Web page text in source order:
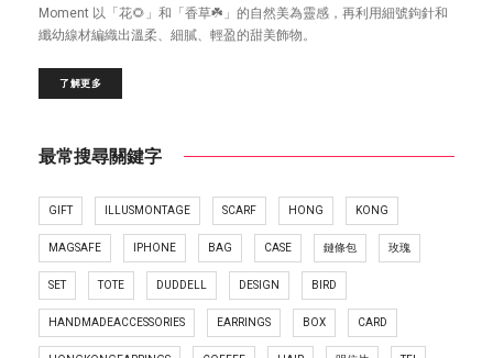
Moment 以「花🌻」和「香草☘️」的自然美為靈感，再利用細號鉤針和
纖幼線材編織出溫柔、細膩、輕盈的甜美飾物。
了解更多
最常搜尋關鍵字
GIFT ILLUSMONTAGE SCARF HONG KONG
MAGSAFE IPHONE BAG CASE 鏈條包 玫瑰
SET TOTE DUDDELL DESIGN BIRD
HANDMADEACCESSORIES EARRINGS BOX CARD